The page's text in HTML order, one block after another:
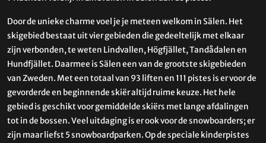
Door de unieke charme voel je je meteen welkom in Sälen. Het
skigebied bestaat uit vier gebieden die gedeeltelijk met elkaar
zijn verbonden, te weten Lindvallen, Högfjället, Tandådalen en
Hundfjället. Daarmee is Sälen een van de grootste skigebieden
van Zweden. Met een totaal van 93 liften en 111 pistes is er voor de
gevorderde en beginnende skiër altijd ruime keuze. Het hele
gebied is geschikt voor gemiddelde skiërs met lange afdalingen
tot in de bossen. Veel uitdaging is er ook voor de snowboarders; er
zijn maar liefst 5 snowboardparken. Op de speciale kinderpistes